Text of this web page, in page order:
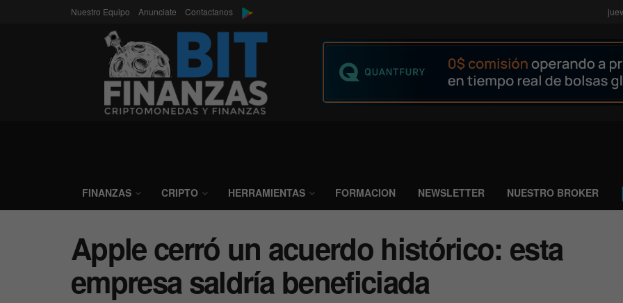
Nuestro Equipo Anunciate Contactanos
FINANZAS CRIPTO HERRAMIENTAS FORMACION NEWSLETTER NUESTRO BROKER
Apple cerró un acuerdo histórico: esta
empresa saldría beneficiada